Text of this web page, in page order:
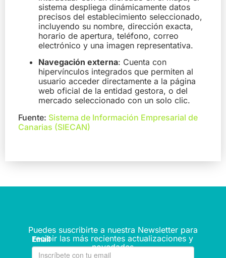
sistema despliega dinámicamente datos
precisos del establecimiento seleccionado,
incluyendo su nombre, dirección exacta,
horario de apertura, teléfono, correo
electrónico y una imagen representativa.
Navegación externa: Cuenta con
hipervínculos integrados que permiten al
usuario acceder directamente a la página
web oficial de la entidad gestora, o del
mercado seleccionado con un solo clic.
Fuente: Sistema de Información Empresarial de
Canarias (SIECAN)
Puedes suscribirte a nuestra Newsletter para
recibir las más recientes actualizaciones y
novedades